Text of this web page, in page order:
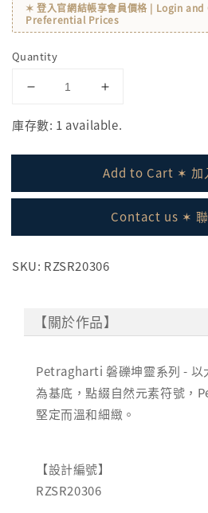
✶ 登入官網結帳享會員價格 | Login
Preferential Prices
Quantity
庫存數: 1 available.
Add to Cart ✶ 加
Contact us ✶
SKU: RZSR20306
【關於作品】
Petragharti 磐礫坤靈系列 - 以
為基底，點綴自然元素符號，
堅定而溫和細緻。
【設計編號】
RZSR20306